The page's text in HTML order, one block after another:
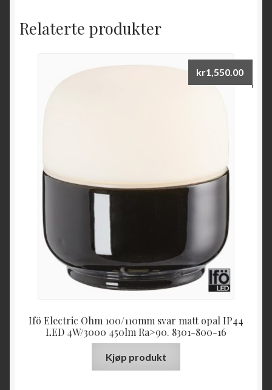
Relaterte produkter
Ifö Electric Ohm 100/110mm svar matt opal IP44
LED 4W/3000 450lm Ra>90. 8301-800-16
kr1,550.00
Kjøp produkt